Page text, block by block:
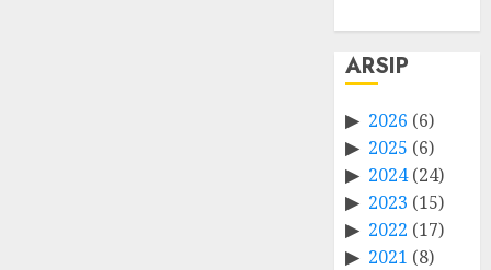
ARSIP
2026 (6)
2025 (6)
2024(24)
2023 (15)
2022 (17)
2021 (8)